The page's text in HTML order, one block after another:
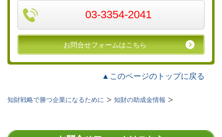
03-3354-2041
お問合せフォームはこちら
▲このページのトップに戻る
知財戦略で勝つ企業になるために 知財の助成金情報